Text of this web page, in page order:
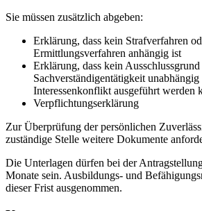
Sie müssen zusätzlich abgeben:
Erklärung, dass kein Strafverfahren
Ermittlungsverfahren anhängig ist
Erklärung, dass kein
Sachverständigentätigkeit
Interessenkonflikt ausgeführt werden
Verpflichtungserklärung
Zur Überprüfung der persönlichen
zuständige Stelle weitere Dokumente
Die Unterlagen dürfen bei der
Monate sein. Ausbildungs- und
dieser Frist ausgenommen.